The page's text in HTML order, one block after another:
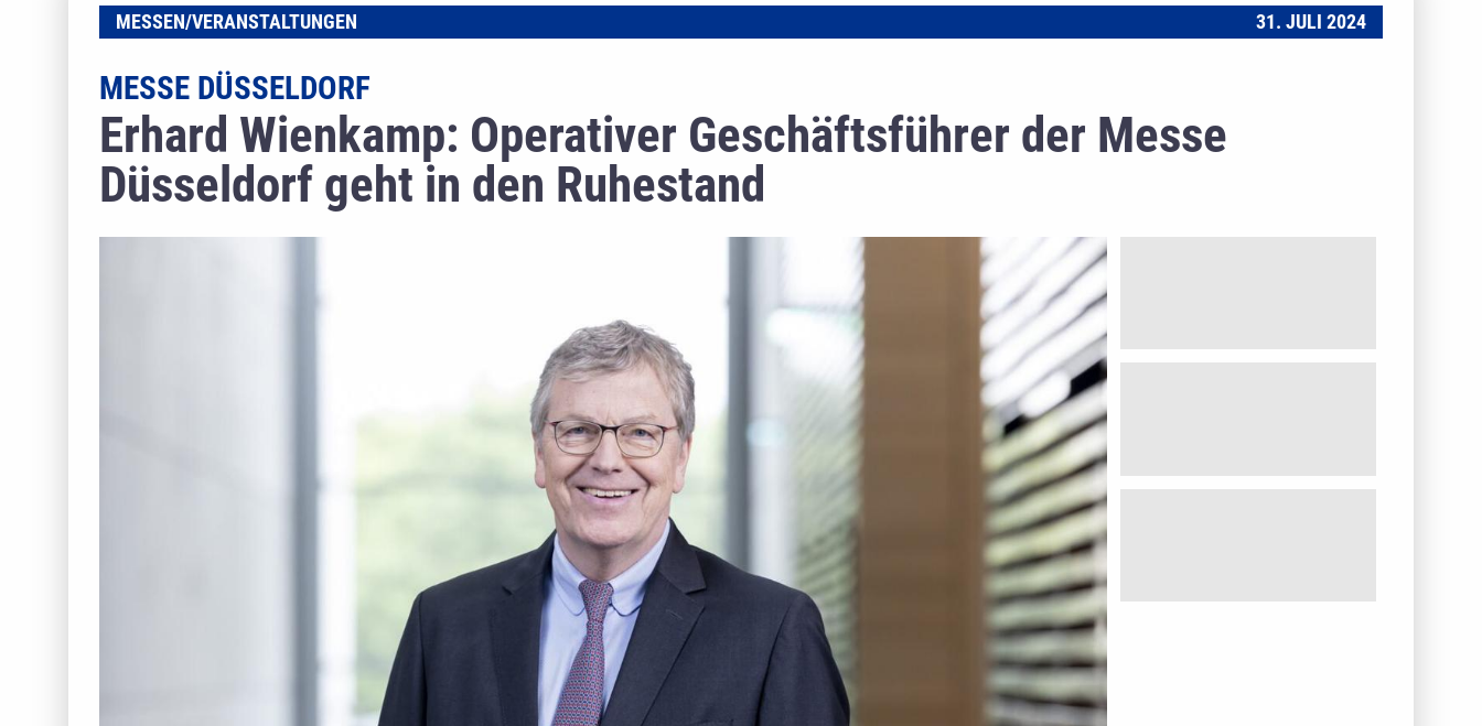
MESSEN/VERANSTALTUNGEN 31. JULI 2024
Erhard Wienkamp: Operativer Geschäftsführer der Messe
Düsseldorf geht in den Ruhestand
MESSE DÜSSELDORF